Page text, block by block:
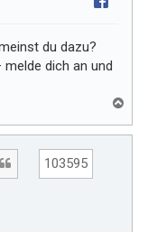
du dazu?
dich an und
c
103595